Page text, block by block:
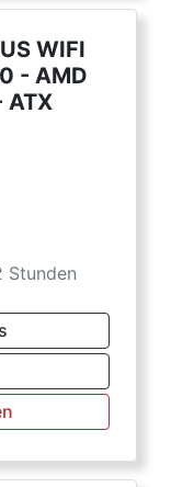
WIFI
- AMD
ATX
Stunden